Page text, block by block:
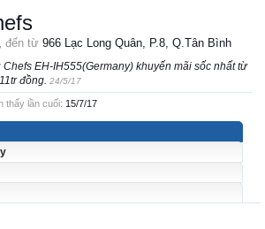
đến từ 966 Lạc Long Quân, P.8, Q.Tân Bình
EH-IH555(Germany) khuyến mãi sốc nhất từ
đồng. 24/5/17
thấy lần cuối: 15/7/17